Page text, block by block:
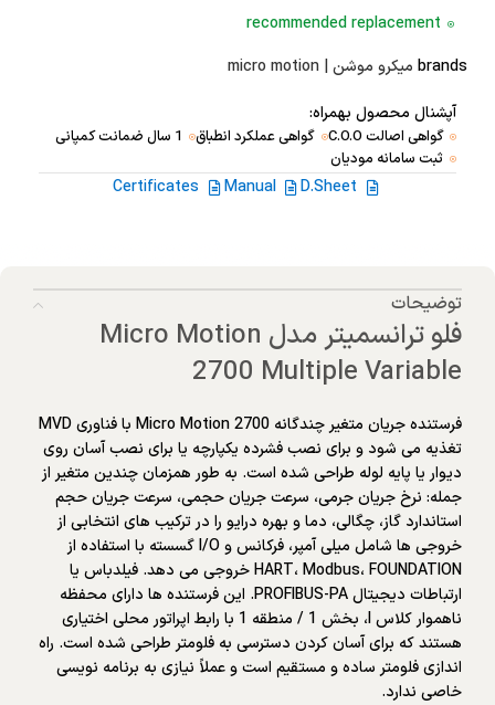
recommended replacement
brands میکرو موشن | micro motion
آپشنال محصول بهمراه:
گواهی اصالت C.O.O گواهی عملکرد انطباق
1 سال ضمانت کمپانی
ثبت سامانه مودیان
D.Sheet
Manual
Certificates
توضیحات
فلو ترانسمیتر مدل Micro Motion
2700 Multiple Variable
فرستنده جریان متغیر چندگانه Micro Motion 2700 با فناوری MVD
تغذیه می شود و برای نصب فشرده یکپارچه یا برای نصب آسان روی
دیوار یا پایه لوله طراحی شده است. به طور همزمان چندین متغیر از
جمله: نرخ جریان جرمی، سرعت جریان حجمی، سرعت جریان حجم
استاندارد گاز، چگالی، دما و بهره درایو را در ترکیب های انتخابی از
خروجی ها شامل میلی آمپر، فرکانس و I/O گسسته با استفاده از
HART، Modbus، FOUNDATION خروجی می دهد. فیلدباس یا
ارتباطات دیجیتال PROFIBUS-PA. این فرستنده ها دارای محفظه
ناهموار کلاس I، بخش 1 / منطقه 1 با رابط اپراتور محلی اختیاری
هستند که برای آسان کردن دسترسی به فلومتر طراحی شده است. راه
اندازی فلومتر ساده و مستقیم است و عملاً نیازی به برنامه نویسی
خاصی ندارد.